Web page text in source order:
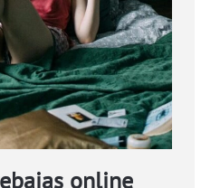
online